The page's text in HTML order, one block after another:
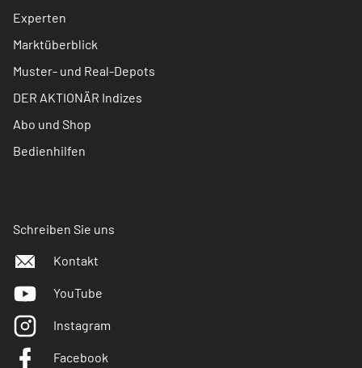
Experten
Marktüberblick
Muster- und Real-Depots
DER AKTIONÄR Indizes
Abo und Shop
Bedienhilfen
Schreiben Sie uns
Kontakt
YouTube
Instagram
Facebook